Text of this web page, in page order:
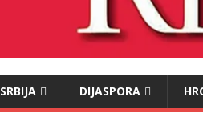
SRBIJA DIJASPORA